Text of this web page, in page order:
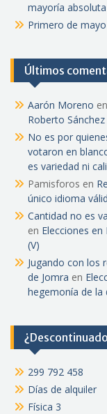
mayoría
Primero de
Últimos
Aarón Moreno en
Roberto
No es por
votaron en
es variedad ni
Pamisforos en
único idioma
Cantidad no es
en Elecciones
(V)
Jugando con los
de Jomra en
hegemonía de la
299 792 458
Días de alquiler
Física 3